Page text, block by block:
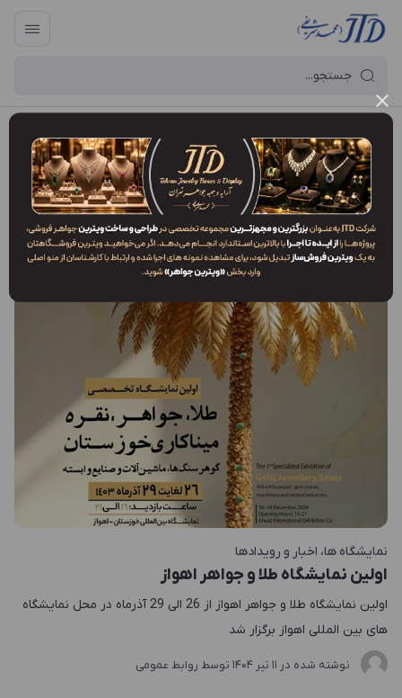
آرایه و جعبه جواهر تهران / وبلاگ / نمایشگاه ها
نمایشگاه ها
حضور مجموعه آرایه و جعبه جواهر تهران در نمایشگاه های داخلی و بین
المللی
نمایشگاه ها اخبار و رویدادها
اولین نمایشگاه طلا و جواهر اهواز
اولین نمایشگاه طلا و جواهر اهواز از 26 الی 29 آذرماه در محل نمایشگاه
های بین المللی اهواز برگزار شد
نوشته شده در 11 تير 1404 توسط روابط عمومی